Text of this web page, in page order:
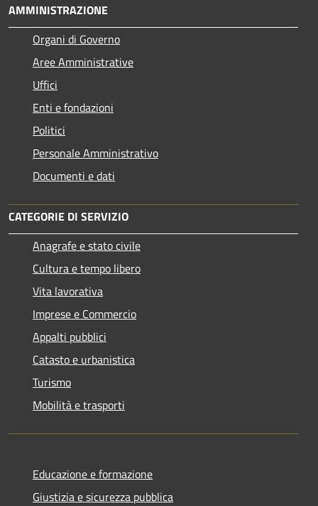
AMMINISTRAZIONE
Organi di Governo
Aree Amministrative
Uffici
Enti e fondazioni
Politici
Personale Amministrativo
Documenti e dati
CATEGORIE DI SERVIZIO
Anagrafe e stato civile
Cultura e tempo libero
Vita lavorativa
Imprese e Commercio
Appalti pubblici
Catasto e urbanistica
Turismo
Mobilità e trasporti
Educazione e formazione
Giustizia e sicurezza pubblica